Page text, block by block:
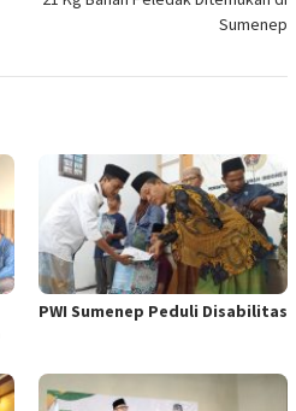
Sumenep
PWI Sumenep Peduli Disabilitas